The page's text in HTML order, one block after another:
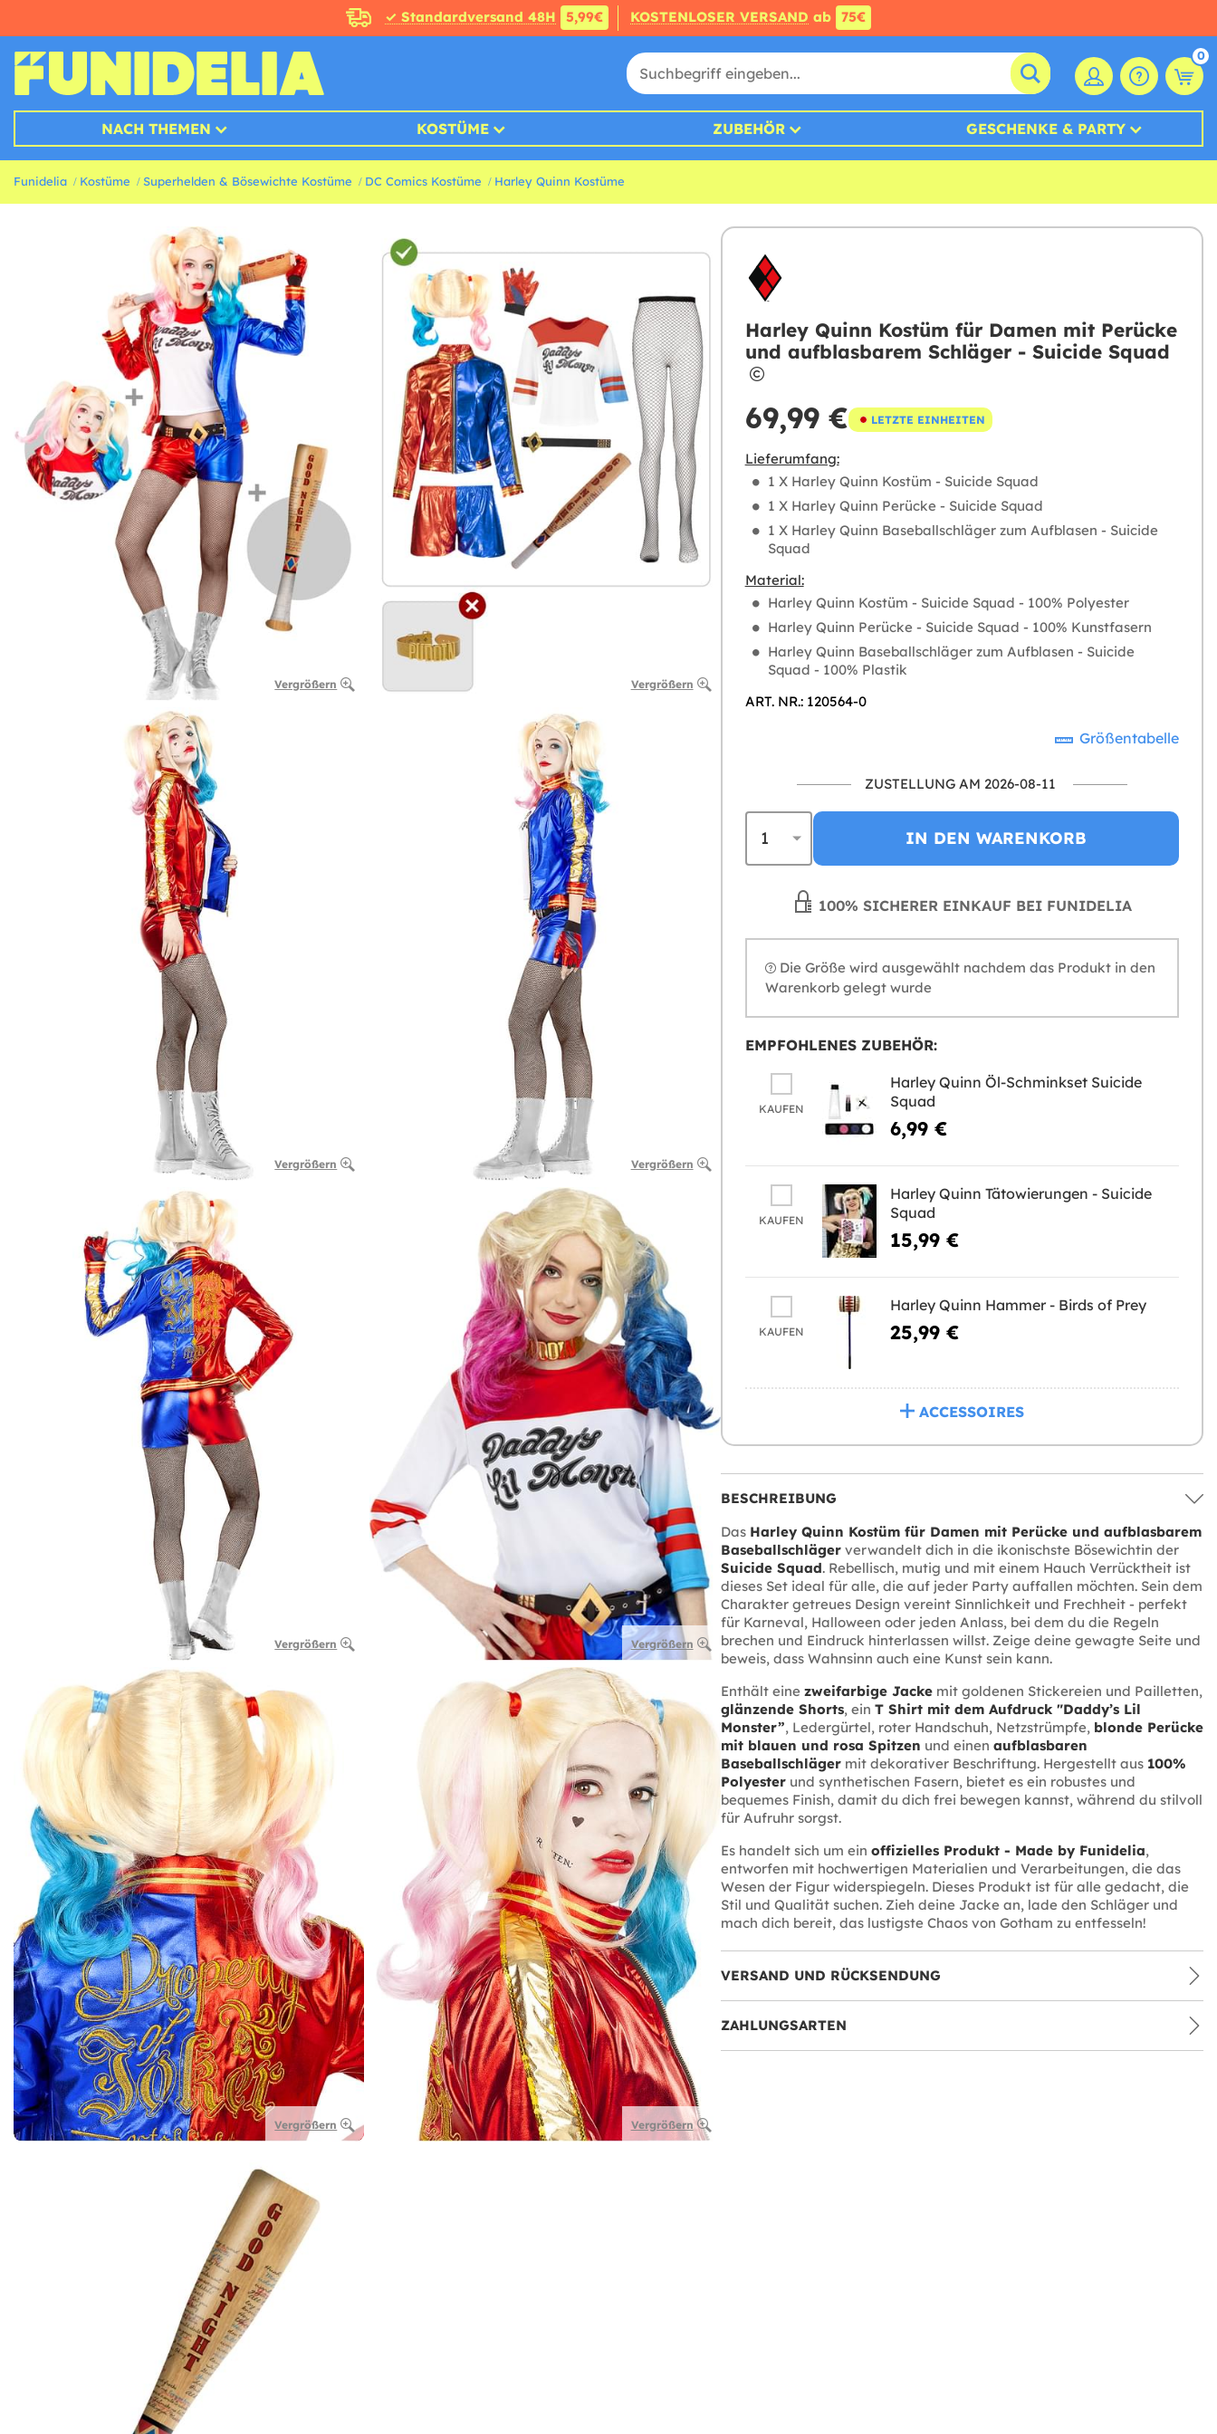
✓ Standardversand 48H 5,99€ KOSTENLOSER VERSAND ab 75€
0
NACH THEMEN KOSTÜME ZUBEHÖR GESCHENKE & PARTY
Funidelia Kostüme Superhelden & Bösewichte Kostüme DC Comics Kostüme Harley Quinn Kostüme
Vergrößern Vergrößern
Vergrößern Vergrößern
Vergrößern Vergrößern
Vergrößern Vergrößern
Harley Quinn Kostüm für Damen mit Perücke
und aufblasbarem Schläger - Suicide Squad
69,99 € LETZTE EINHEITEN
Lieferumfang:
1 X Harley Quinn Kostüm - Suicide Squad
1 X Harley Quinn Perücke - Suicide Squad
1 X Harley Quinn Baseballschläger zum Aufblasen - Suicide
Squad
Material:
Harley Quinn Kostüm - Suicide Squad - 100% Polyester
Harley Quinn Perücke - Suicide Squad - 100% Kunstfasern
Harley Quinn Baseballschläger zum Aufblasen - Suicide
Squad - 100% Plastik
ART. NR.: 120564-0
Größentabelle
ZUSTELLUNG AM 2026-08-11
IN DEN WARENKORB
100% SICHERER EINKAUF BEI FUNIDELIA
Die Größe wird ausgewählt nachdem das Produkt in den
Warenkorb gelegt wurde
EMPFOHLENES ZUBEHÖR:
KAUFEN
Harley Quinn Öl-Schminkset Suicide
Squad
6,99 €
KAUFEN
Harley Quinn Tätowierungen - Suicide
Squad
15,99 €
KAUFEN
Harley Quinn Hammer - Birds of Prey
25,99 €
ACCESSOIRES
BESCHREIBUNG
Das Harley Quinn Kostüm für Damen mit Perücke und aufblasbarem
Baseballschlägerverwandelt dich in die ikonischste Bösewichtin der
Suicide Squad. Rebellisch, mutig und mit einem Hauch Verrücktheit ist
dieses Set ideal für alle, die auf jeder Party auffallen möchten. Sein dem
Charakter getreues Design vereint Sinnlichkeit und Frechheit - perfekt
für Karneval, Halloween oder jeden Anlass, bei dem du die Regeln
brechen und Eindruck hinterlassen willst. Zeige deine gewagte Seite und
beweis, dass Wahnsinn auch eine Kunst sein kann.
Enthält eine zweifarbige Jackemit goldenen Stickereien und Pailletten,
glänzende Shorts, ein T Shirt mit dem Aufdruck "Daddy’s Lil
Monster”, Ledergürtel, roter Handschuh, Netzstrümpfe, blonde Perücke
mit blauen und rosa Spitzen und einen aufblasbaren
Baseballschlägermit dekorativer Beschriftung. Hergestellt aus 100%
Polyesterund synthetischen Fasern, bietet es ein robustes und
bequemes Finish, damit du dich frei bewegen kannst, während du stilvoll
für Aufruhr sorgst.
Es handelt sich um ein offizielles Produkt - Made by Funidelia,
entworfen mit hochwertigen Materialien und Verarbeitungen, die das
Wesen der Figur widerspiegeln. Dieses Produkt ist für alle gedacht, die
Stil und Qualität suchen. Zieh deine Jacke an, lade den Schläger und
mach dich bereit, das lustigste Chaos von Gotham zu entfesseln!
VERSAND UND RÜCKSENDUNG
ZAHLUNGSARTEN